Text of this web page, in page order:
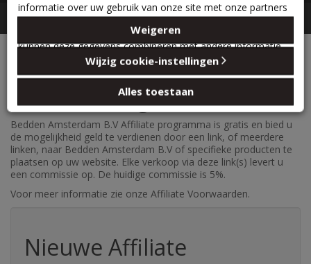
Categories
Account Inloggen
Affiliate Programma
Bedden Amsterdam B.V Affiliate programma is gratis en bied u
de mogelijkheid geld te verdienen door een link, of meerdere
linken, naar Bedden Amsterdam B.V of specifieke producten te
plaatsen op uw website. Elke verkoop via deze link(s) levert u
een commissie op. De huidige commissie is 5%.
Voor meer informatie zie onze Affiliate Voorwaarden.
Nieuwe Affiliate
informatie over uw gebruik van onze site met onze partners
voor social media, adverteren en analyse. Deze partners
kunnen deze gegevens combineren met andere informatie
die u aan ze heeft verstrekt of die ze hebben verzameld op
basis van uw gebruik van hun services.
Weigeren
Wijzig cookie-instellingen
Alles toestaan